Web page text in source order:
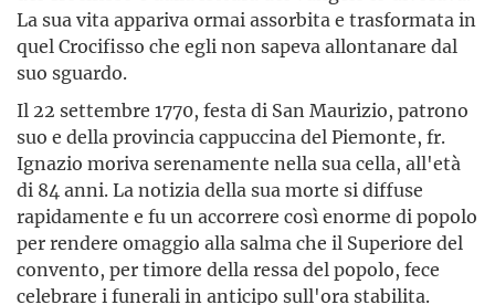
La sua vita appariva ormai assorbita e trasformata in
quel Crocifisso che egli non sapeva allontanare dal
suo sguardo.
Il 22 settembre 1770, festa di San Maurizio, patrono
suo e della provincia cappuccina del Piemonte, fr.
Ignazio moriva serenamente nella sua cella, all'età
di 84 anni. La notizia della sua morte si diffuse
rapidamente e fu un accorrere così enorme di popolo
per rendere omaggio alla salma che il Superiore del
convento, per timore della ressa del popolo, fece
celebrare i funerali in anticipo sull'ora stabilita.